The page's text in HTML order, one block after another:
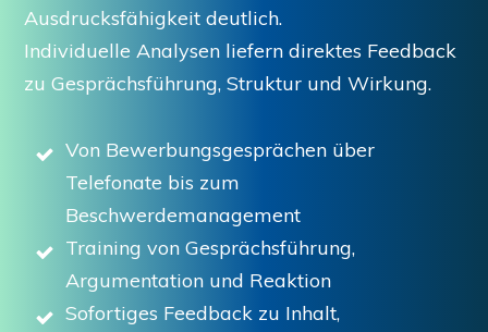
Ausdrucksfähigkeit deutlich.
Individuelle Analysen liefern direktes Feedback
zu Gesprächsführung, Struktur und Wirkung.
Von Bewerbungsgesprächen über
Telefonate bis zum
Beschwerdemanagement
Training von Gesprächsführung,
Argumentation und Reaktion
Sofortiges Feedback zu Inhalt,